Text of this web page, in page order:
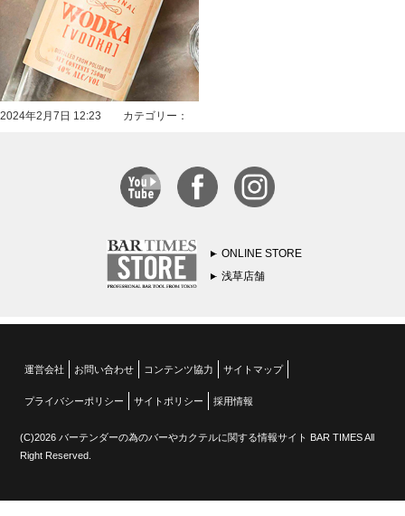
2024年2月7日 12:23 カテゴリー：
ONLINE STORE
浅草店舗
運営会社 お問い合わせ コンテンツ協力 サイトマップ
プライバシーポリシー サイトポリシー 採用情報
(C)2026 バーテンダーの為のバーやカクテルに関する情報サイト BAR TIMES All
Right Reserved.